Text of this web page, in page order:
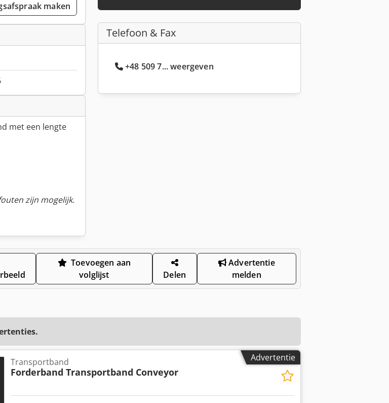
maken
met een lengte
zijn mogelijk.
Telefoon & Fax
+48 509 7... weergeven
Toevoegen aan
volglijst
Delen
Advertentie
melden
Advertentie
Transportband
Forderband Transportband Conveyor